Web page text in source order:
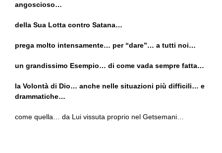
angoscioso…
della Sua Lotta contro Satana…
prega molto intensamente… per “dare”… a tutti noi…
un grandissimo Esempio… di come vada sempre fatta…
la Volontà di Dio… anche nelle situazioni più difficili… e
drammatiche…
come quella… da Lui vissuta proprio nel Getsemani…